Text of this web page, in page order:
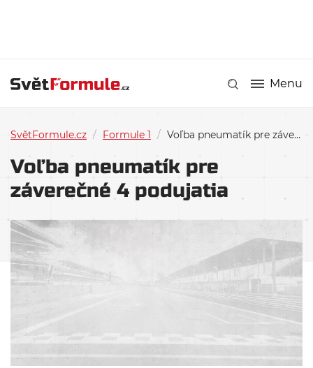
Menu
SvětFormule.cz / Formule 1 / Voľba pneumatík pre záverečné 4 podujatia
Voľba pneumatík pre
záverečné 4 podujatia